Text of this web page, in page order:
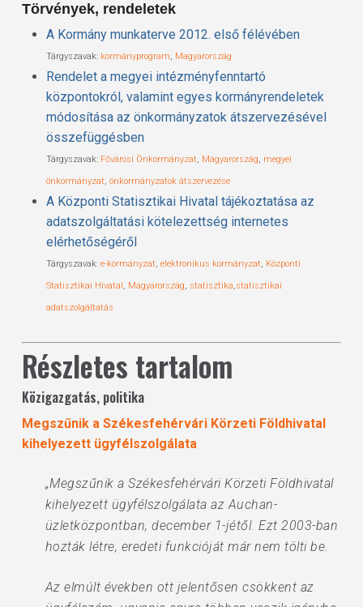
Törvények, rendeletek
A Kormány munkaterve 2012. első félévében
Tárgyszavak: kormányprogram, Magyarország
Rendelet a megyei intézményfenntartó
központokról, valamint egyes kormányrendeletek
módosítása az önkormányzatok átszervezésével
összefüggésben
Tárgyszavak: Fővárosi Önkormányzat, Magyarország, megyei
önkormányzat, önkormányzatok átszervezése
A Központi Statisztikai Hivatal tájékoztatása az
adatszolgáltatási kötelezettség internetes
elérhetőségéről
Tárgyszavak: e-kormányzat, elektronikus kormányzat, Központi
Statisztikai Hivatal, Magyarország, statisztika,statisztikai
adatszolgáltatás
Részletes tartalom
Közigazgatás, politika
Megszűnik a Székesfehérvári Körzeti Földhivatal
kihelyezett ügyfélszolgálata
„Megszűnik a Székesfehérvári Körzeti Földhivatal
kihelyezett ügyfélszolgálata az Auchan-
üzletközpontban, december 1-jétől. Ezt 2003-ban
hozták létre, eredeti funkcióját már nem tölti be.
Az elmúlt években ott jelentősen csökkent az